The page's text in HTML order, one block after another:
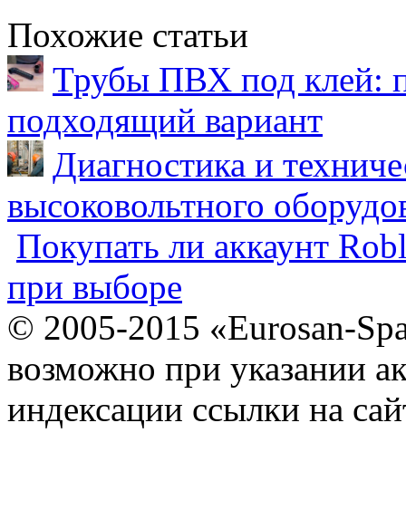
Похожие статьи
Трубы ПВХ под клей:
подходящий вариант
Диагностика и
высоковольтного
Покупать ли аккаунт
при выборе
© 2005-2015 «Eurosan-
возможно при указании
индексации ссылки на